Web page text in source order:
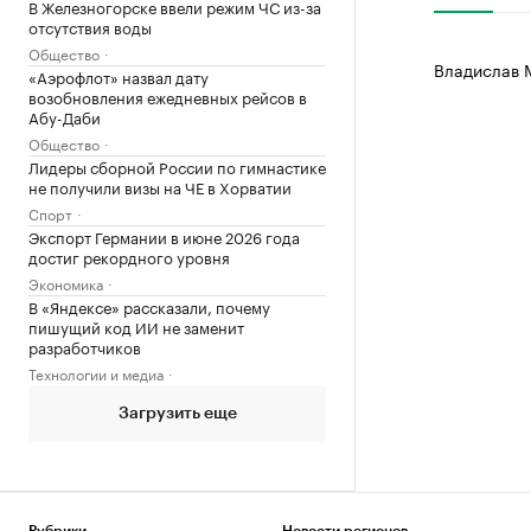
В Железногорске ввели режим ЧС из-за
отсутствия воды
Общество
«Аэрофлот» назвал дату
возобновления ежедневных рейсов в
Абу-Даби
Общество
Лидеры сборной России по гимнастике
не получили визы на ЧЕ в Хорватии
Спорт
Экспорт Германии в июне 2026 года
достиг рекордного уровня
Экономика
В «Яндексе» рассказали, почему
пишущий код ИИ не заменит
разработчиков
Технологии и медиа
Загрузить еще
Владислав